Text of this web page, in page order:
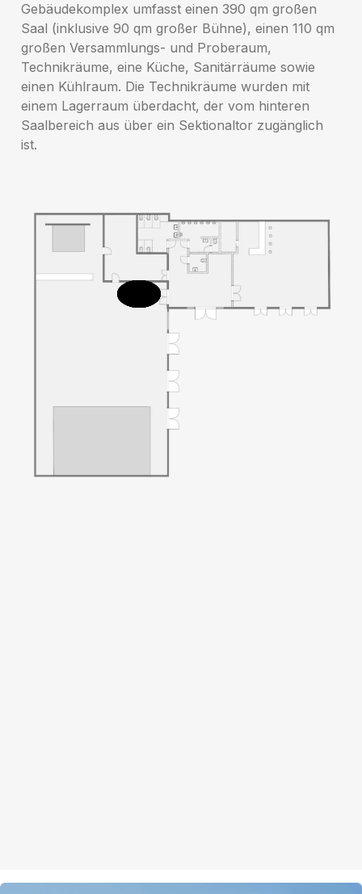
Gebäudekomplex umfasst einen 390 qm großen
Saal (inklusive 90 qm großer Bühne), einen 110 qm
großen Versammlungs- und Proberaum,
Technikräume, eine Küche, Sanitärräume sowie
einen Kühlraum. Die Technikräume wurden mit
einem Lagerraum überdacht, der vom hinteren
Saalbereich aus über ein Sektionaltor zugänglich
ist.